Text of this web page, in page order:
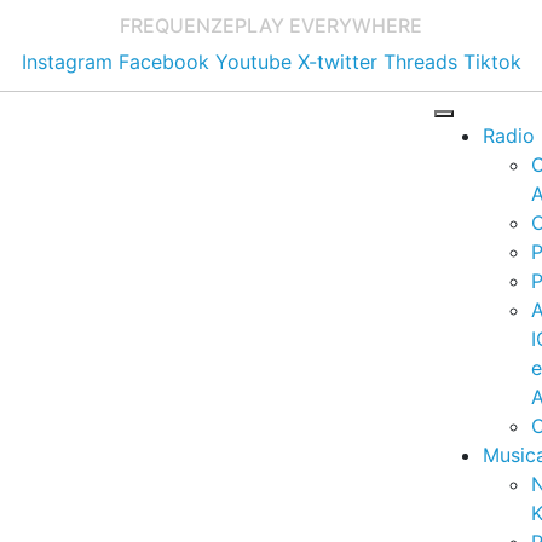
FREQUENZEPLAY EVERYWHERE
Instagram Facebook Youtube X-twitter Threads Tiktok
Radio
e